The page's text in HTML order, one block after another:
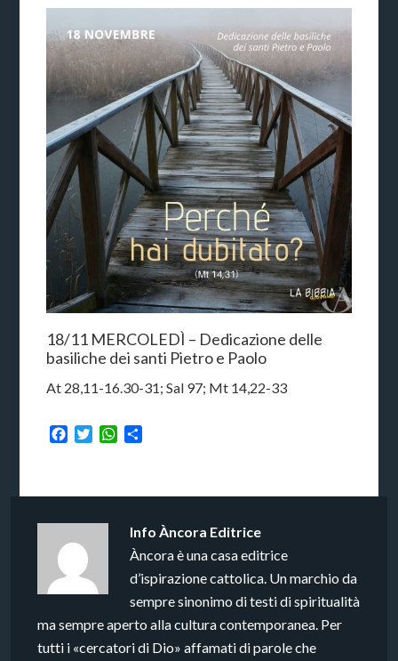
18/11 MERCOLEDÌ – Dedicazione delle
basiliche dei santi Pietro e Paolo
At 28,11-16.30-31; Sal 97; Mt 14,22-33
Facebook
TwitterWhatsApp
InfoÀncora Editrice
Àncora è una casa editrice
d’ispirazione cattolica. Un marchio da
sempre sinonimo di testi di spiritualità
ma sempre aperto alla cultura contemporanea. Per
tutti i «cercatori di Dio» affamati di parole che